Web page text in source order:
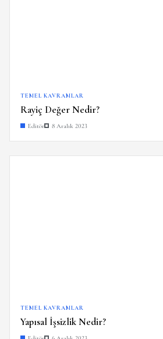
TEMEL KAVRAMLAR
Rayiç Değer Nedir?
Editör 8 Aralık 2023
TEMEL KAVRAMLAR
Yapısal İşsizlik Nedir?